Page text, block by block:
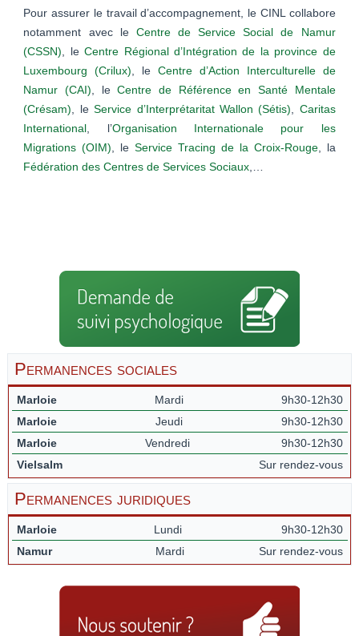
Pour assurer le travail d’accompagnement, le CINL collabore
notamment avec le Centre de Service Social de Namur
(CSSN), leCentre Régional d’Intégration de la province de
Luxembourg (Crilux), le Centre d’Action Interculturelle de
Namur (CAI), leCentre de Référence en Santé Mentale
(Crésam), leService d’Interprétaritat Wallon (Sétis), Caritas
International, l’Organisation Internationale pour les
Migrations (OIM), leService Tracing de la Croix-Rouge, la
Fédération des Centres de Services Sociaux,…
Permanences sociales
Marloie Mardi
9h30-12h30
Marloie
Jeudi
9h30-12h30
Marloie
Vendredi
9h30-12h30
Vielsalm
Sur rendez-vous
Permanences juridiques
Marloie Lundi
9h30-12h30
Namur
Mardi Sur rendez-vous